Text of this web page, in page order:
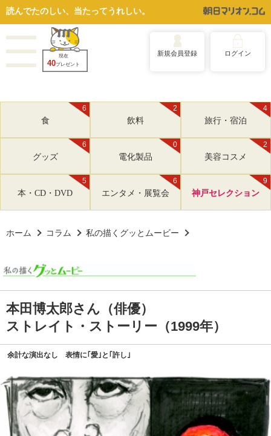
読んでたのしい、当たってうれしい。
現在
40プレゼント
新規会員登録 ログイン
6
食
2
飲料
4
旅行・宿泊
6
グッズ
0
電化製品
2
美容コスメ
5
本・CD・DVD
6
エンタメ・展覧会
9
神戸セレクション
ホーム コラム 私の描くグッとムービー
本田博太郎さん（俳優）
ストレイト・ストーリー（1999年）
余計な演出なし 表情に｢愛｣と｢許し｣